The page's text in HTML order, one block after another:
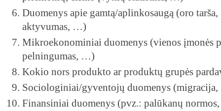
Duomenys apie gamtą/aplinkosaugą (oro tarša,
aktyvumas, …)
Mikroekonominiai duomenys (vienos įmonės
pelningumas, …)
Kokio nors produkto ar produktų grupės
Sociologiniai/gyventojų duomenys
Finansiniai duomenys (pvz.: palūkanų